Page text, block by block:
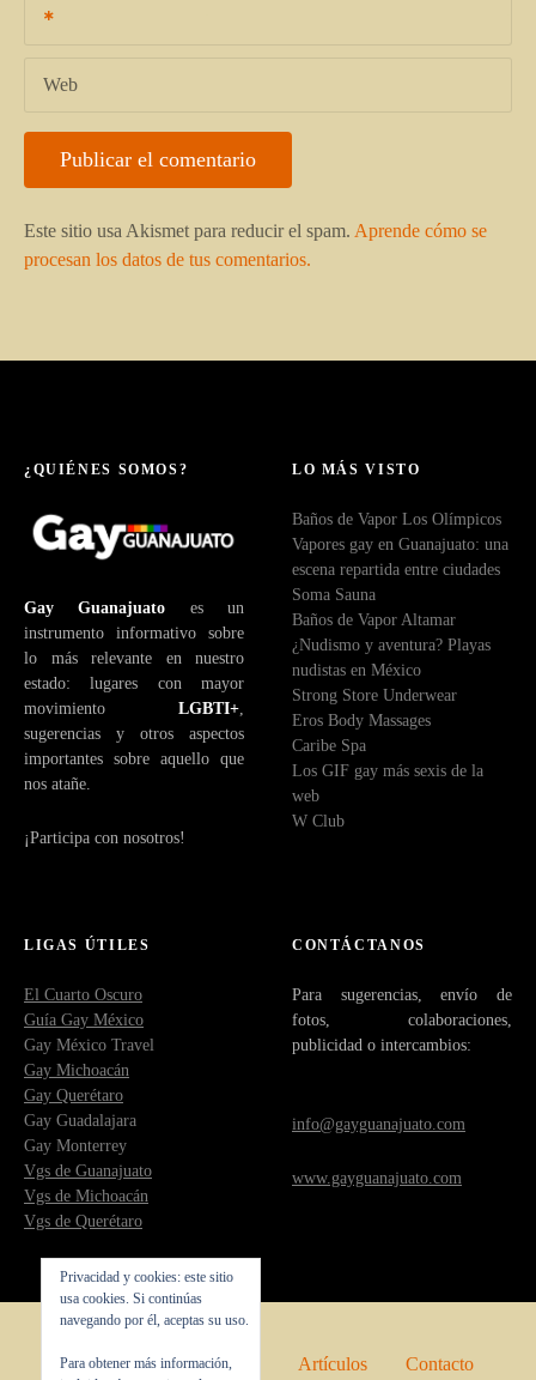
Web
Este sitio usa Akismet para reducir el spam. Aprende cómo se
procesan los datos de tus comentarios.
¿QUIÉNES SOMOS?
Gay Guanajuato es un
instrumento informativo sobre
lo más relevante en nuestro
estado: lugares con mayor
movimiento LGBTI+
sugerencias y otros aspectos
importantes sobre aquello que
nos atañe.
¡Participa con nosotros!
LO MÁS VISTO
Baños de Vapor Los Olímpicos
Vapores gay en Guanajuato: una
escena repartida entre ciudades
Soma Sauna
Baños de Vapor Altamar
¿Nudismo y aventura? Playas
nudistas en México
Strong Store Underwear
Eros Body Massages
Caribe Spa
Los GIF gay más sexis de la
web
W Club
LIGAS ÚTILES
El Cuarto Oscuro
Guía Gay México
Gay México Travel
Gay Michoacán
Gay Querétaro
Gay Guadalajara
Gay Monterrey
Vgs de Guanajuato
Vgs de Michoacán
Vgs de Querétaro
CONTÁCTANOS
Para sugerencias, envío de
fotos, colaboraciones,
publicidad o intercambios:
info@gayguanajuato.com
www.gayguanajuato.com
Privacidad y cookies: este sitio
usa cookies. Si continúas
navegando por él, aceptas su uso.
Para obtener más información,
Inicio Quienes somos Artículos Contacto